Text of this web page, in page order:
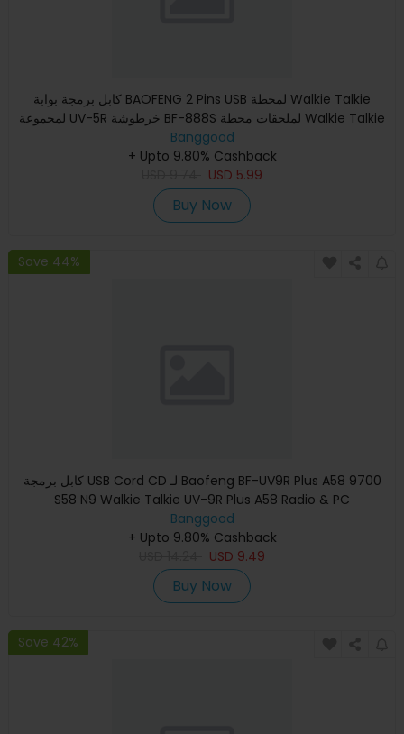
كابل برمجة بوابة BAOFENG 2 Pins USB لمحطة Walkie Talkie
لمجموعة UV-5R خرطوشة BF-888S لملحقات محطة Walkie Talkie
Banggood
+ Upto 9.80% Cashback
USD 5.99
Buy Now
Save 44%
كابل برمجة USB Cord CD لـ Baofeng BF-UV9R Plus A58 9700
S58 N9 Walkie Talkie UV-9R Plus A58 Radio & PC
Banggood
+ Upto 9.80% Cashback
USD 9.49
Buy Now
Save 42%